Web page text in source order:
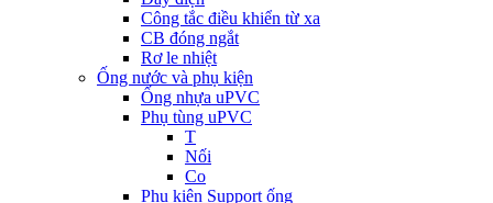
Công tắc điều khiển từ xa
CB đóng ngắt
Rơ le nhiệt
Ống nước và phụ kiện
Ống nhựa uPVC
Phụ tùng uPVC
T
Nối
Co
Phụ kiện Support ống